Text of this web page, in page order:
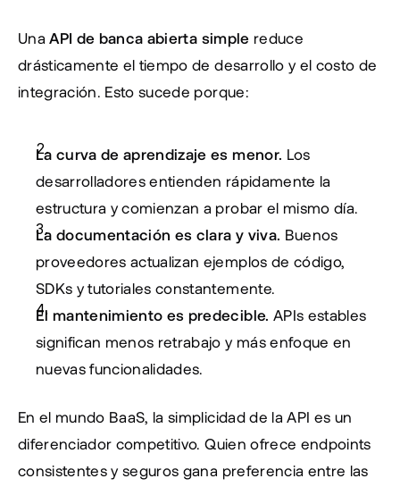
Una API de banca abierta simple reduce
drásticamente el tiempo de desarrollo y el costo de
integración. Esto sucede porque:
La curva de aprendizaje es menor. Los
desarrolladores entienden rápidamente la
estructura y comienzan a probar el mismo día.
La documentación es clara y viva. Buenos
proveedores actualizan ejemplos de código,
SDKs y tutoriales constantemente.
El mantenimiento es predecible. APIs estables
significan menos retrabajo y más enfoque en
nuevas funcionalidades.
En el mundo BaaS, la simplicidad de la API es un
diferenciador competitivo. Quien ofrece endpoints
consistentes y seguros gana preferencia entre las